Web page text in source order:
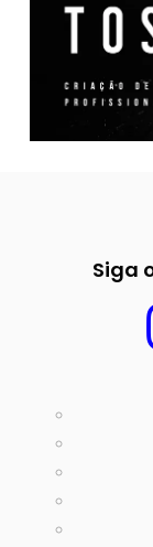
Siga